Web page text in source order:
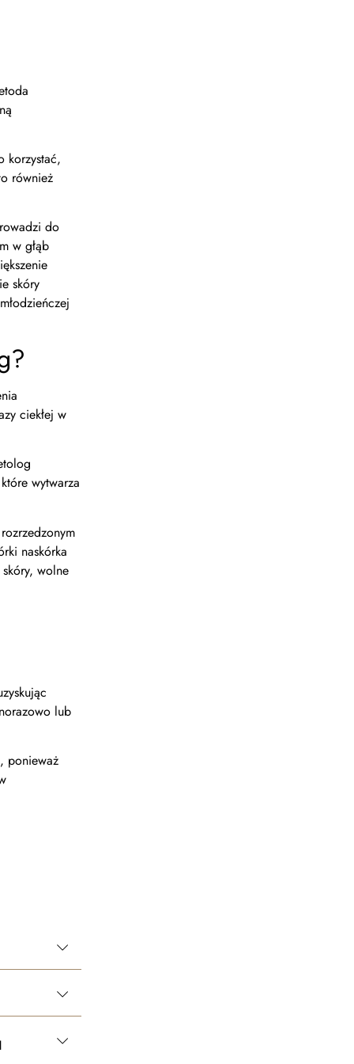
korzystać,
również
do
w głąb
skóry
ciekłej w
wytwarza
naskórka
wolne
lub
ponieważ